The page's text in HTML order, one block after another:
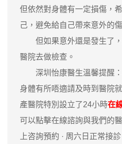
但依然對身體有一定損傷，
己，避免給自己帶來意外的
但如果意外還是發生了，
醫院去做檢查。
深圳怡康醫生溫馨提醒：
身體有所唔適請及時到醫院
產醫院特別設立了24小時在
可以點擊在線諮詢與我們的
上咨詢預約 · ‎周六日正常接